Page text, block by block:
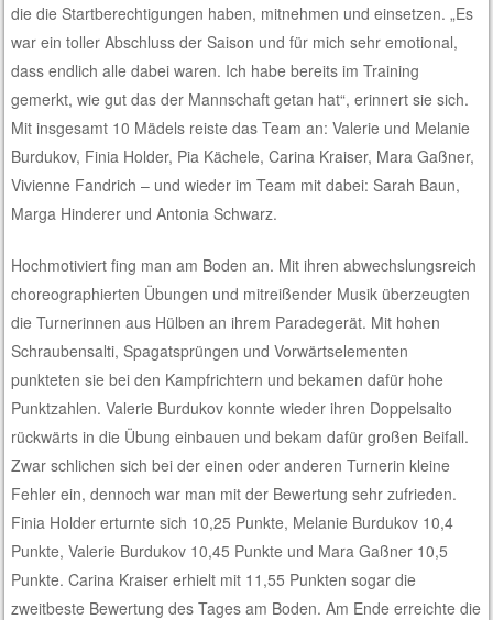
die die Startberechtigungen haben, mitnehmen und einsetzen. „Es
war ein toller Abschluss der Saison und für mich sehr emotional,
dass endlich alle dabei waren. Ich habe bereits im Training
gemerkt, wie gut das der Mannschaft getan hat“, erinnert sie sich.
Mit insgesamt 10 Mädels reiste das Team an: Valerie und Melanie
Burdukov, Finia Holder, Pia Kächele, Carina Kraiser, Mara Gaßner,
Vivienne Fandrich – und wieder im Team mit dabei: Sarah Baun,
Marga Hinderer und Antonia Schwarz.
Hochmotiviert fing man am Boden an. Mit ihren abwechslungsreich
choreographierten Übungen und mitreißender Musik überzeugten
die Turnerinnen aus Hülben an ihrem Paradegerät. Mit hohen
Schraubensalti, Spagatsprüngen und Vorwärtselementen
punkteten sie bei den Kampfrichtern und bekamen dafür hohe
Punktzahlen. Valerie Burdukov konnte wieder ihren Doppelsalto
rückwärts in die Übung einbauen und bekam dafür großen Beifall.
Zwar schlichen sich bei der einen oder anderen Turnerin kleine
Fehler ein, dennoch war man mit der Bewertung sehr zufrieden.
Finia Holder erturnte sich 10,25 Punkte, Melanie Burdukov 10,4
Punkte, Valerie Burdukov 10,45 Punkte und Mara Gaßner 10,5
Punkte. Carina Kraiser erhielt mit 11,55 Punkten sogar die
zweitbeste Bewertung des Tages am Boden. Am Ende erreichte die